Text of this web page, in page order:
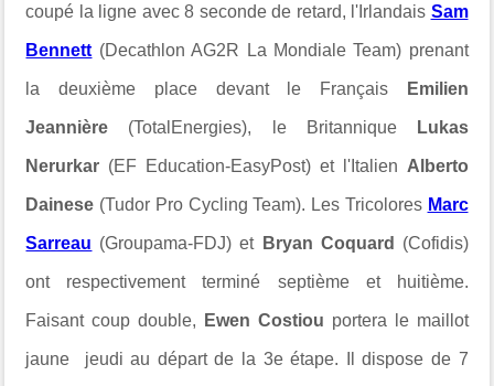
coupé la ligne avec 8 seconde de retard, l'Irlandais Sam
Bennett (Decathlon AG2R La Mondiale Team) prenant
la deuxième place devant le Français Emilien
Jeannière (TotalEnergies), le Britannique Lukas
Nerurkar (EF Education-EasyPost) et l'Italien Alberto
Dainese (Tudor Pro Cycling Team). Les Tricolores Marc
Sarreau (Groupama-FDJ) et Bryan Coquard (Cofidis)
ont respectivement terminé septième et huitième.
Faisant coup double, Ewen Costiou portera le maillot
jaune jeudi au départ de la 3e étape. Il dispose de 7